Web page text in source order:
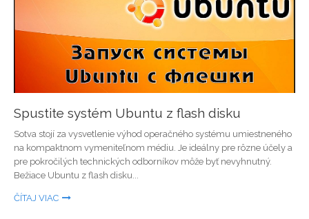
Spustite systém Ubuntu z flash disku
Sotva stojí za vysvetlenie výhod operačného systému umiestneného
na kompaktnom vymeniteľnom médiu. Je ideálny pre rôzne účely a
pre pokročilých technických odborníkov môže byť nevyhnutný.
Bežiace Ubuntu z flash disku...
ČÍTAJ VIAC